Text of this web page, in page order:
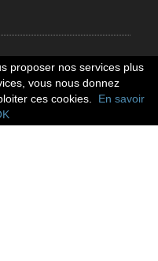
proposer nos services plus
vous nous donnez
ces cookies.
En savoir